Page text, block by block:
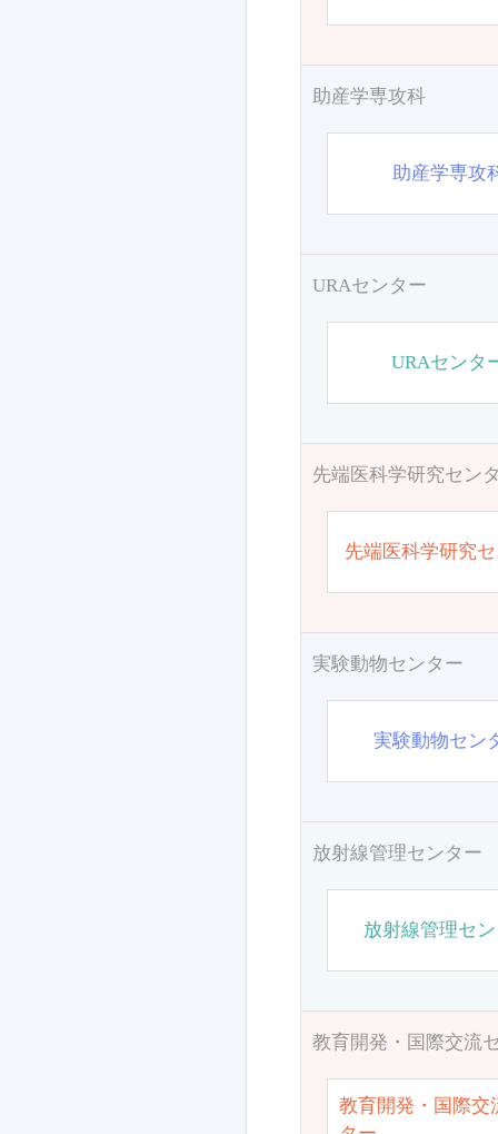
助産学専攻科
助産学専攻
URAセンター
URAセンタ
先端医科学研究セン
先端医科学研究
実験動物センター
実験動物セン
放射線管理センター
放射線管理セ
教育開発・国際交流
教育開発・国際交